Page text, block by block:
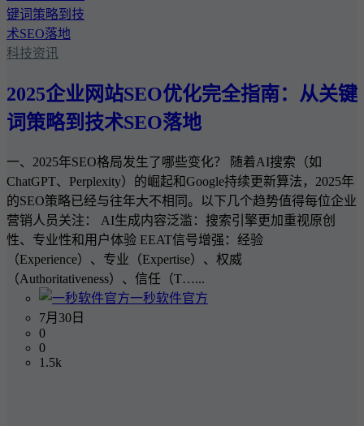
科技资讯
2025企业网站SEO优化完全指南：从关键
词策略到技术SEO落地
一、2025年SEO格局发生了哪些变化？ 随着AI搜索（如
ChatGPT、Perplexity）的崛起和Google持续更新算法，2025年
的SEO策略已经与往年大不相同。以下几个趋势值得每位企业
营销人员关注： AI生成内容泛滥：搜索引擎更加重视原创
性、专业性和用户体验 EEAT信号增强：经验
（Experience）、专业（Expertise）、权威
（Authoritativeness）、信任（T…...
一秒软件官方
7月30日
0
0
1.5k